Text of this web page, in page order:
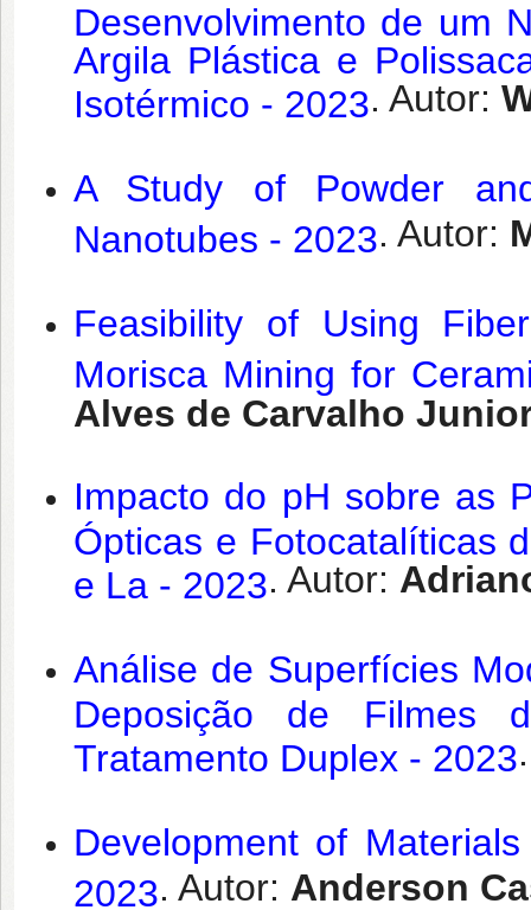
Desenvolvimento de um
Argila Plástica e
Isotérmico - 2023. Autor:
A Study of Powder
Nanotubes - 2023. Autor:
Feasibility of Using
Morisca Mining for
Alves de Carvalho
Impacto do pH sobre as
Ópticas e Fotocatalíticas
e La - 2023. Autor:
Análise de Superfícies
Deposição de Filmes
Tratamento Duplex - 2023
Development of
2023. Autor: Anderson